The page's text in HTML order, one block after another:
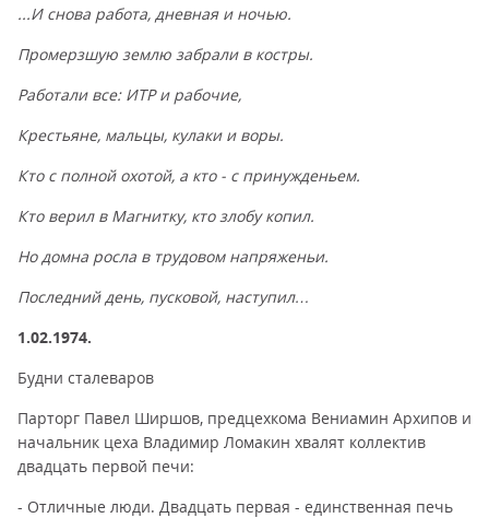
...И снова работа, дневная и ночью.
Промерзшую землю забрали в костры.
Работали все: ИТР и рабочие,
Крестьяне, мальцы, кулаки и воры.
Кто с полной охотой, а кто - с принужденьем.
Кто верил в Магнитку, кто злобу копил.
Но домна росла в трудовом напряженьи.
Последний день, пусковой, наступил…
1.02.1974.
Будни сталеваров
Парторг Павел Ширшов, предцехкома Вениамин Архипов и
начальник цеха Владимир Ломакин хвалят коллектив
двадцать первой печи:
- Отличные люди. Двадцать первая - единственная печь